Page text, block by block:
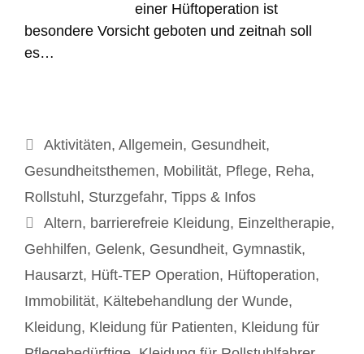
einer Hüftoperation ist
besondere Vorsicht geboten und zeitnah soll
es…
Kategorien
Aktivitäten, Allgemein, Gesundheit,
Gesundheitsthemen, Mobilität, Pflege, Reha,
Rollstuhl , Sturzgefahr, Tipps & Infos
Schlagwörter
Altern, barrierefreie Kleidung, Einzeltherapie,
Gehhilfen, Gelenk, Gesundheit, Gymnastik,
Hausarzt, Hüft-TEP Operation, Hüftoperation,
Immobilität, Kältebehandlung der Wunde,
Kleidung, Kleidung für Patienten, Kleidung für